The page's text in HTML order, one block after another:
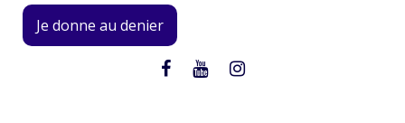
Skip
content
Je donne au denier